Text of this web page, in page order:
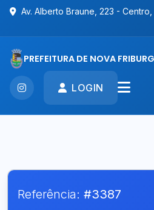
Av. Alberto Braune, 223 -
PREFEITURA DE NOVA
LOGIN
Referência: #3387